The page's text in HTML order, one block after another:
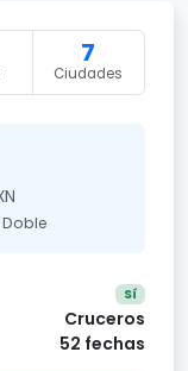
7
Ciudades
Sí
Cruceros
52 fechas